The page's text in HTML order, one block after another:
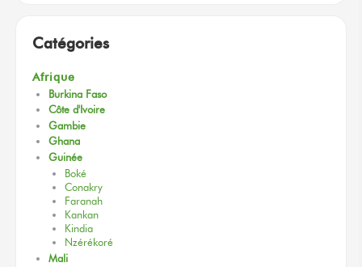
Catégories
Afrique
Burkina Faso
Côte d'Ivoire
Gambie
Ghana
Guinée
Boké
Conakry
Faranah
Kankan
Kindia
Nzérékoré
Mali